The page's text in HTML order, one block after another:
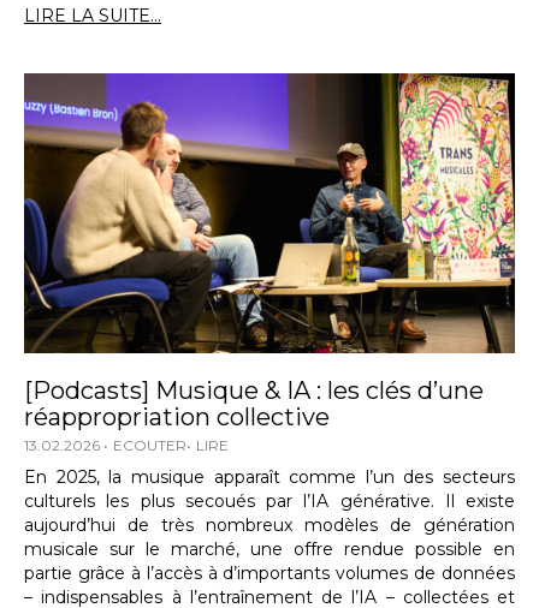
LIRE LA SUITE...
[Podcasts] Musique & IA : les clés d’une
réappropriation collective
13.02.2026 ECOUTER LIRE
En 2025, la musique apparaît comme l’un des secteurs
culturels les plus secoués par l’IA générative. Il existe
aujourd’hui de très nombreux modèles de génération
musicale sur le marché, une offre rendue possible en
partie grâce à l’accès à d’importants volumes de données
– indispensables à l’entraînement de l’IA – collectées et